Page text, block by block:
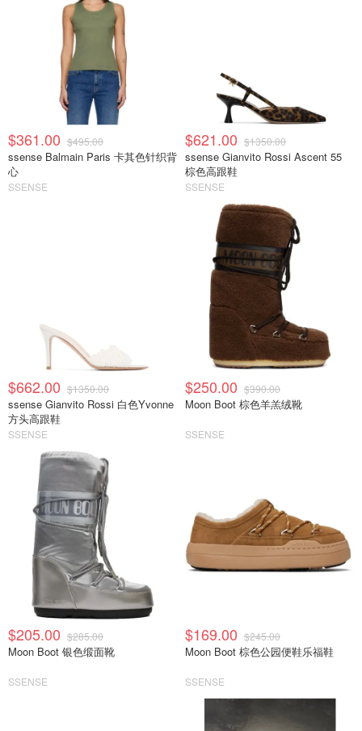
$361.00 $495.00
ssense Balmain Paris 卡其色针织背
心
SSENSE
$621.00 $1350.00
ssense Gianvito Rossi Ascent 55
棕色高跟鞋
SSENSE
$662.00 $1350.00
ssense Gianvito Rossi 白色Yvonne
方头高跟鞋
SSENSE
$250.00 $390.00
Moon Boot 棕色羊羔绒靴
SSENSE
$205.00 $285.00
Moon Boot 银色缎面靴
SSENSE
$169.00 $245.00
Moon Boot 棕色公园便鞋乐福鞋
SSENSE